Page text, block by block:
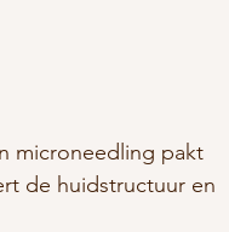
microneedling pakt
de huidstructuur en